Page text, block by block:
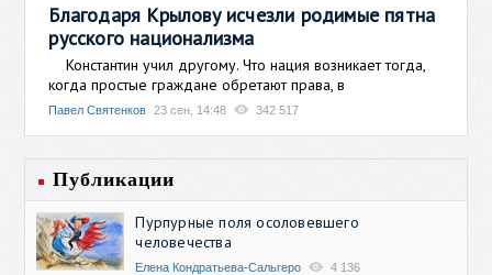
Благодаря Крылову исчезли родимые пятна
русского национализма
Константин учил другому. Что нация возникает тогда,
когда простые граждане обретают права, в
Павел Святенков 23 сен, 14:48 342 517
Публикации
Пурпурные поля осоловевшего
человечества
Елена Кондратьева-Сальгеро 4 136